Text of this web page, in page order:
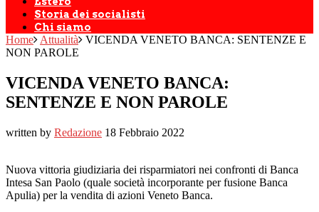
Storia dei socialisti
Chi siamo
Home Attualità
VICENDA VENETO BANCA: SENTENZE E
NON PAROLE
VICENDA VENETO BANCA:
SENTENZE E NON PAROLE
written by Redazione 18 Febbraio 2022
Nuova vittoria giudiziaria dei risparmiatori nei confronti di Banca
Intesa San Paolo (quale società incorporante per fusione Banca
Apulia) per la vendita di azioni Veneto Banca.